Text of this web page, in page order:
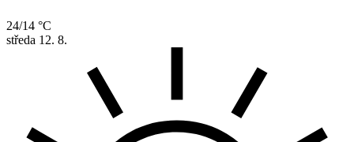
24/14 °C
středa 12. 8.